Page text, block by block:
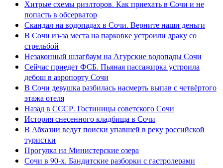
Хитрые схемы риэлторов. Как приехать в Сочи и не
попасть в обсерватор
Скандал на водопадах в Сочи. Верните наши деньги
В Сочи из-за места на парковке устроили драку со
стрельбой
Незаконный шлагбаум на Агурские водопады Сочи
Сейчас приедет ФСБ. Пьяная пассажирка устроила
дебош в аэропорту Сочи
В Сочи девушка разбилась насмерть выпав с четвёртого
этажа отеля
Назад в СССР. Гостиницы советского Сочи
История снесенного кладбища в Сочи
В Абхазии ведут поиски упавшей в реку российской
туристки
Прогулка на Министерские озера
Сочи в 90-х. Бандитские разборки с гастролерами